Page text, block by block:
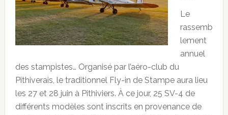
Le
rassemb
lement
annuel
des stampistes… Organisé par l’aéro-club du
Pithiverais, le traditionnel Fly-in de Stampe aura lieu
les 27 et 28 juin à Pithiviers. À ce jour, 25 SV-4 de
différents modèles sont inscrits en provenance de